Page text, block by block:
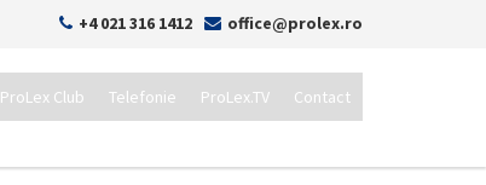
+4 021 316 1412 office@prolex.ro
ProLex Club Telefonie ProLex.TV Contact